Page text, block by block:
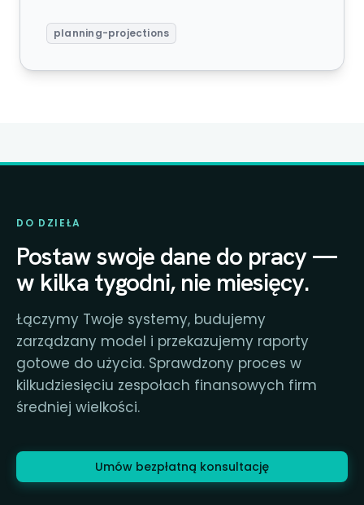
planning-projections
DO DZIEŁA
Postaw swoje dane do pracy —
w kilka tygodni, nie miesięcy.
Łączymy Twoje systemy, budujemy
zarządzany model i przekazujemy raporty
gotowe do użycia. Sprawdzony proces w
kilkudziesięciu zespołach finansowych firm
średniej wielkości.
Umów bezpłatną konsultację